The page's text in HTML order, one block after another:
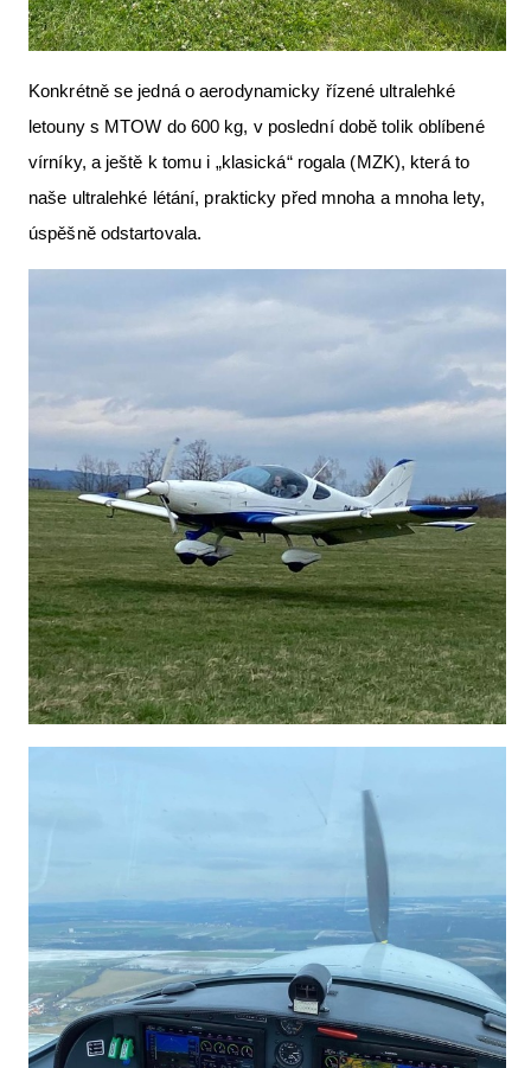
Konkrétně se jedná o aerodynamicky řízené ultralehké
letouny s MTOW do 600 kg, v poslední době tolik oblíbené
vírníky, a ještě k tomu i „klasická“ rogala (MZK), která to
naše ultralehké létání, prakticky před mnoha a mnoha lety,
úspěšně odstartovala.